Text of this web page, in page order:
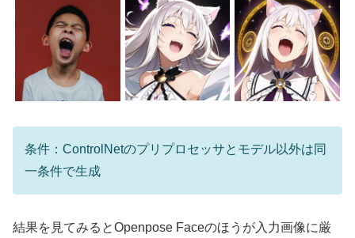
条件：ControlNetのプリプロセッサとモデル以外は同
一条件で生成
結果を見てみるとOpenpose Faceのほうが入力画像に厳